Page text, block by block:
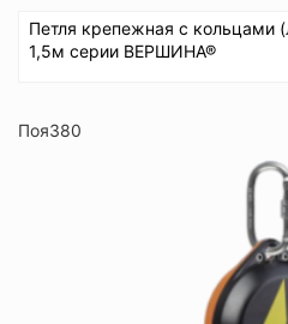
Петля крепежная с кольцами
1,5м серии ВЕРШИНА®
Поя380